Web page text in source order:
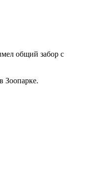
общий забор с
Зоопарке.